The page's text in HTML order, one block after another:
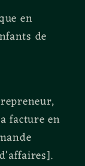
en
de
facture en